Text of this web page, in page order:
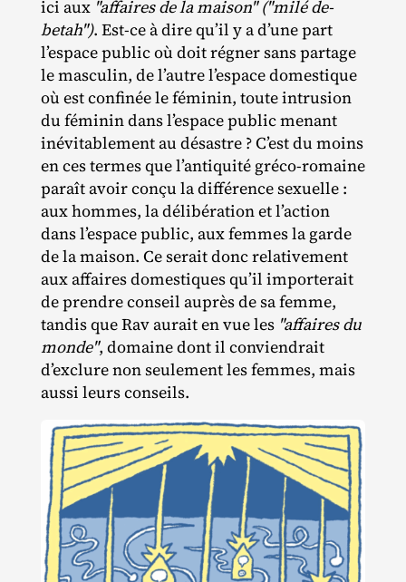
ici aux "affaires de la maison" ("milé de-
betah"). Est‐​ce à dire qu’il y a d’une part
l’espace public où doit régner sans partage
le masculin, de l’autre l’espace domestique
où est confinée le féminin, toute intrusion
du féminin dans l’espace public menant
inévitablement au désastre ? C’est du moins
en ces termes que l’antiquité gréco‐​romaine
paraît avoir conçu la différence sexuelle :
aux hommes, la délibération et l’action
dans l’espace public, aux femmes la garde
de la maison. Ce serait donc relativement
aux affaires domestiques qu’il importerait
de prendre conseil auprès de sa femme,
tandis que Rav aurait en vue les "affaires du
monde", domaine dont il conviendrait
d’exclure non seulement les femmes, mais
aussi leurs conseils.